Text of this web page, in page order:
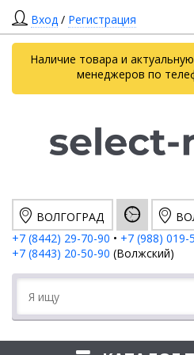
Вход / Регистрация
Наличие товара и
менеджеров по
ВОЛГОГРАД
+7 (8442) 29-70-90 • +7 (988) 019-
+7 (8443) 20-50-90 (Волжский)